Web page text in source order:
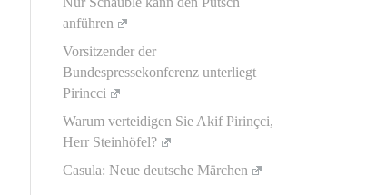
anführen
Vorsitzender der
Bundespressekonferenz unterliegt
Pirincci
Warum verteidigen Sie Akif Pirinçci,
Herr Steinhöfel?
Casula: Neue deutsche Märchen